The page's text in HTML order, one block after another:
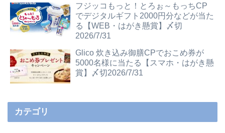
フジッコもっと！とろぉ～もっちCP
でデジタルギフト2000円分などが当た
る【WEB・はがき懸賞】〆切
2026/7/31
Glico 炊き込み御膳CPでおこめ券が
5000名様に当たる【スマホ・はがき懸
賞】〆切2026/7/31
カテゴリ